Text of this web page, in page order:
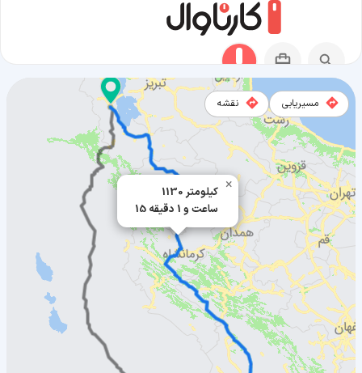
1130 کیلومتر
15 ساعت و 1 دقیقه
×
مسیریابی نقشه
مسیر شادگان به ارومیه